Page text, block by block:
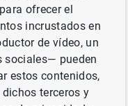
ofrecer el
incrustados en
de vídeo, un
sociales— pueden
estos contenidos,
terceros y